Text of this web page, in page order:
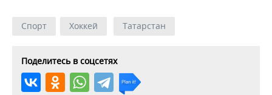
Спорт Хоккей Татарстан
Поделитесь в соцсетях